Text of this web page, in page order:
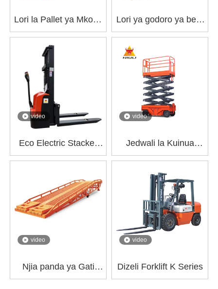
Lori la Pallet ya Mkono
Ubora wa Juu CBY-BF
Lori ya godoro ya betri
ya lithiamu NL-
video
Eco Electric Stacker
CTQB
video
Jedwali la Kuinua
Mkasi wa Simu GTJY
video
Njia panda ya Gati
Inayohamishika ya
video
Dizeli Forklift K Series